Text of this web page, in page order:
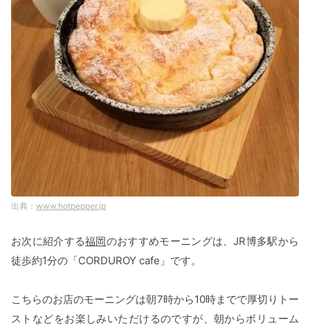
www.hotpepper.jp
お次に紹介する福岡のおすすめモーニングは、JR博多駅から
徒歩約1分の「CORDUROY cafe」です。
こちらのお店のモーニングは朝7時から10時までで厚切りトー
ストなどをお楽しみいただけるのですが、朝からボリューム